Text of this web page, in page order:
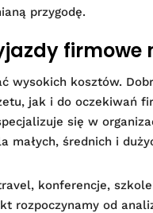
przygodę.
firmowe
wysokich kosztów.
jak i do oczekiwań
się w
małych, średnich i
konferencje,
rozpoczynamy od